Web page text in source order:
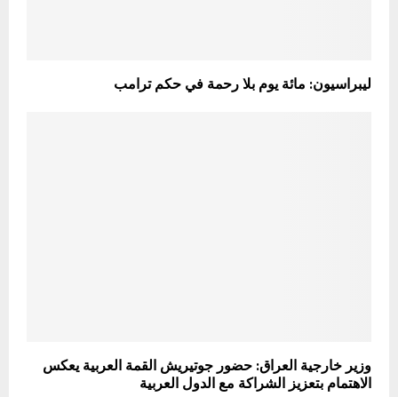
ليبراسيون: مائة يوم بلا رحمة في حكم ترامب
وزير خارجية العراق: حضور جوتيريش القمة العربية يعكس
الاهتمام بتعزيز الشراكة مع الدول العربية